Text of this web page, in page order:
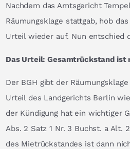
Nachdem das Amtsgericht
Räumungsklage stattgab, hob
Urteil wieder auf. Nun entschied
Das Urteil: Gesamtrückstand ist
Der BGH gibt der
Urteil des Landgerichts Berlin
der Kündigung hat ein wichtiger
Abs. 2 Satz 1 Nr. 3 Buchst. a Alt.
des Mietrückstandes ist dann